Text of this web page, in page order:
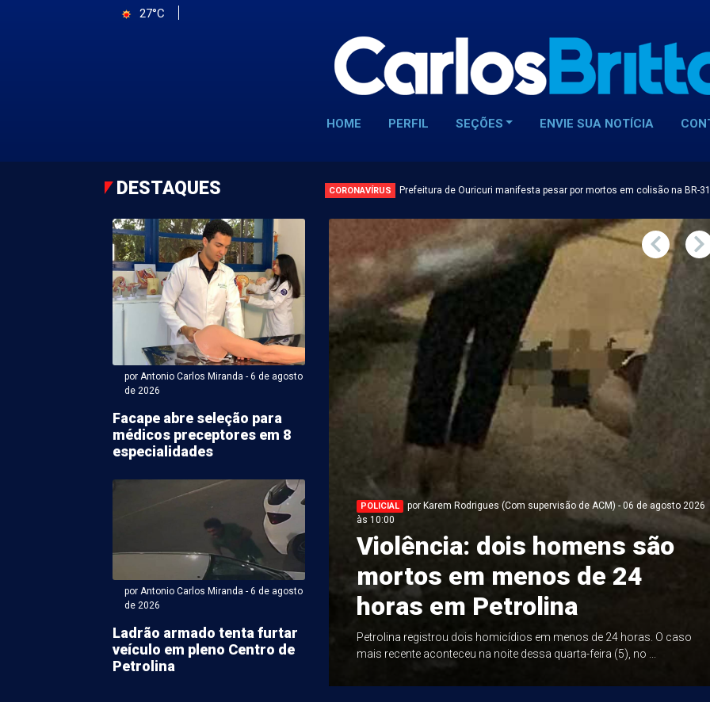
27°C
HOME PERFIL SEÇÕES ENVIE SUA NOTÍCIA
DESTAQUES CORONAVÍRUS Prefeitura de Ouricuri manifesta pesar por mortos em colisão na BR-
por Antonio Carlos Miranda - 6 de agosto
de 2026
Facape abre seleção para
médicos preceptores em 8
especialidades
por Antonio Carlos Miranda - 6 de agosto
de 2026
Ladrão armado tenta furtar
veículo em pleno Centro de
Petrolina
Carlos Miranda - 06 de agosto 2026 às 07:34
dos trabalhos
no 2º semeste na
de Petrolina é adiada
trabalhos plenários na Câmara de Petrolina neste
marcada para quinta-feira (6), foi adiada para a ...
POLICIAL
por Karem Rodrigues (Com supervisão de ACM) - 06 de agosto 2026
às 10:00
Violência: dois homens são
mortos em menos de 24
horas em Petrolina
Petrolina registrou dois homicídios em menos de 24 horas. O caso
mais recente aconteceu na noite dessa quarta-feira (5), no ...